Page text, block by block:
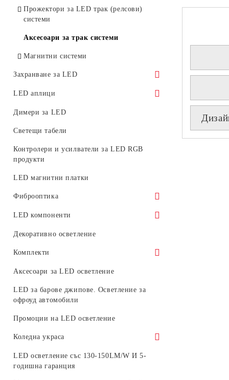
Фасадни LED прожектори
Прожектори за LED трак (релсови)
системи
Аксесоари за трак системи
Магнитни системи
Захранване за LED
Водоустойчиво
За вътрешна употреба
Захранване за магнитни модулни
Аварийно
LED аплици
Декоративни LED аплици
Димери за LED
Светещи табели
Контролери и усилватели за LED RGB
продукти
LED магнитни платки
Фиброоптика
Фиброоптични влакна светещи в края
Светодиодни генератори за
LED компоненти
Платки
Светодиоди
Декоративно осветление
Комплекти
Комплекти улични осветителни тела
Комплекти LED пури с тела или
шини
Комплекти LED крушки
Аксесоари за LED осветление
LED за барове джипове. Осветление за
офроуд автомобили
Промоции на LED осветление
Коледна украса
Светещи коледни фигури
LED осветление със 130-150LM/W И 5-
годишна гаранция